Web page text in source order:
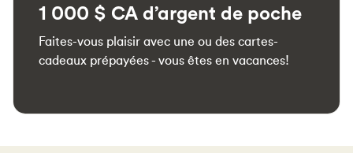
1 000 $ CA d’argent de poche
Faites-vous plaisir avec une ou des cartes-
cadeaux prépayées - vous êtes en vacances!